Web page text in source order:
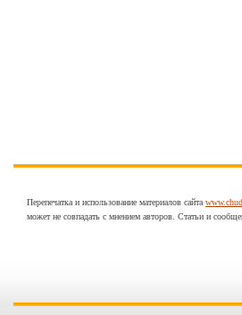
Перепечатка и использование материалов сайта
может не совпадать с мнением авторов. Статьи и